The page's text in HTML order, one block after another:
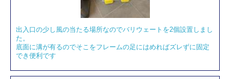
出入口の少し風の当たる場所なのでバリウェートを2個設置しまし
た。
底面に溝が有るのでそこをフレームの足にはめればズレずに固定
でき便利です